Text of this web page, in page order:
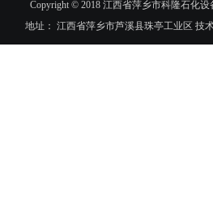
Copyright © 2018 江西省萍乡市科隆石化
地址： 江西省萍乡市芦溪县珠亭工业区 技